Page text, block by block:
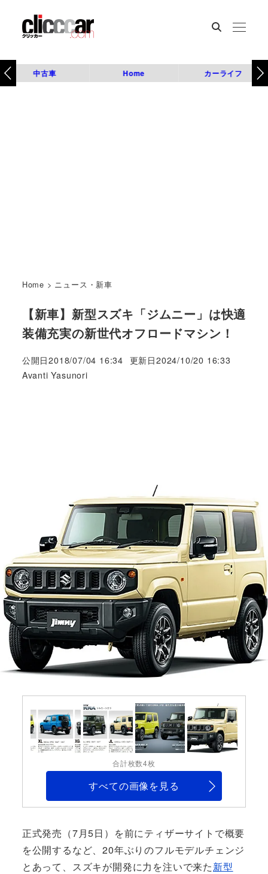
中古車 Home カーライフ
Home > ニュース・新車
【新車】新型スズキ「ジムニー」は快適
装備充実の新世代オフロードマシン！
公開日2018/07/04 16:34 更新日2024/10/20 16:33
著
Avanti Yasunori
合計枚数4枚
すべての画像を見る
正式発売（7月5日）を前にティザーサイトで概要
を公開するなど、20年ぶりのフルモデルチェンジ
とあって、スズキが開発に力を注いで来た新型